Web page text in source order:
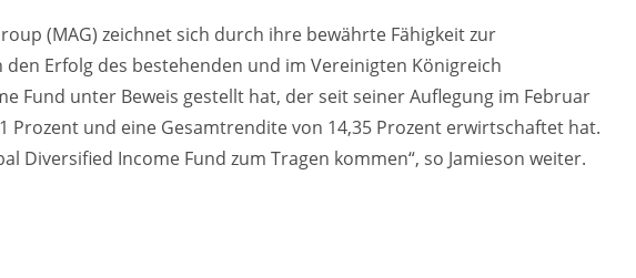
(MAG) zeichnet sich durch ihre bewährte Fähigkeit zur
Erfolg des bestehenden und im Vereinigten Königreich
Fund unter Beweis gestellt hat, der seit seiner Auflegung im Februar
Prozent und eine Gesamtrendite von 14,35 Prozent erwirtschaftet hat.
Diversified Income Fund zum Tragen kommen“, so Jamieson weiter.